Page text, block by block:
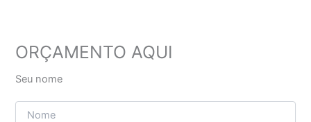
ORÇAMENTO AQUI
Seu nome